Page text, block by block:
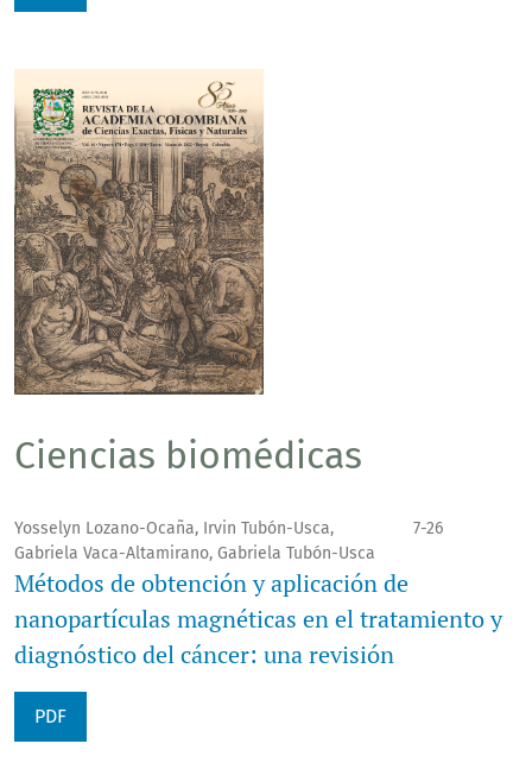
Ciencias biomédicas
Yosselyn Lozano-Ocaña, Irvin Tubón-Usca,
Gabriela Vaca-Altamirano, Gabriela Tubón-Usca
7-26
Métodos de obtención y aplicación de
nanopartículas magnéticas en el tratamiento y
diagnóstico del cáncer: una revisión
PDF